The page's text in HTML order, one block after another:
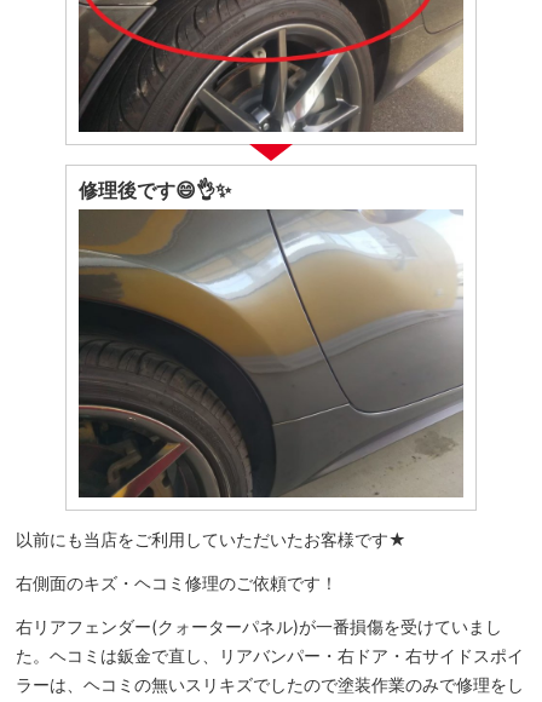
修理後です😄👌✨
以前にも当店をご利用していただいたお客様です★
右側面のキズ・ヘコミ修理のご依頼です！
右リアフェンダー(クォーターパネル)が一番損傷を受けていまし
た。ヘコミは鈑金で直し、リアバンパー・右ドア・右サイドスポイ
ラーは、ヘコミの無いスリキズでしたので塗装作業のみで修理をし